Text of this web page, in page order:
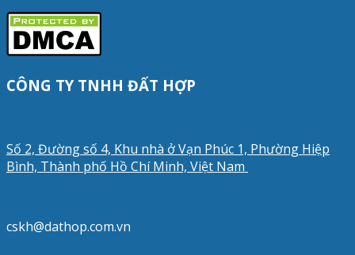
CÔNG TY TNHH ĐẤT HỢP
Số 2, Đường số 4, Khu nhà ở Vạn Phúc 1, Phường Hiệp
Bình, Thành phố Hồ Chí Minh, Việt Nam
cskh@dathop.com.vn